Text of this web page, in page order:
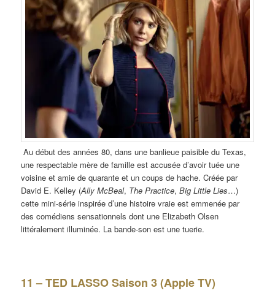
Au début des années 80, dans une banlieue paisible du Texas,
une respectable mère de famille est accusée d’avoir tuée une
voisine et amie de quarante et un coups de hache. Créée par
David E. Kelley (Ally McBeal, The Practice,Big Little Lies…)
cette mini-série inspirée d’une histoire vraie est emmenée par
des comédiens sensationnels dont une Elizabeth Olsen
littéralement illuminée. La bande-son est une tuerie.
11 – TED LASSO Saison 3 (Apple TV)